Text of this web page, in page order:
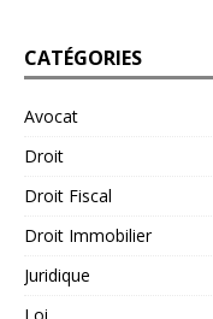
CATÉGORIES
Avocat
Droit
Droit Fiscal
Droit Immobilier
Juridique
Loi